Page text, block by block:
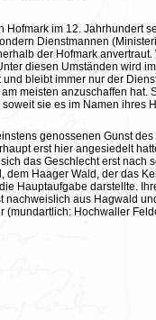
im 12. Jahrhundert
Dienstmannen
der Hofmark
diesen Umständen wird
bleibt immer nur der
meisten anzuschaffen hat.
sie es im Namen ihres
genossenen Gunst
erst hier angesiedelt
das Geschlecht erst nach
Haager Wald, der das
Hauptaufgabe darstellte.
aus Hagwald
Hochwaller